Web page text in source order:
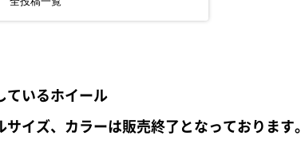
ているホイール
イズ、カラーは販売終了となっております。